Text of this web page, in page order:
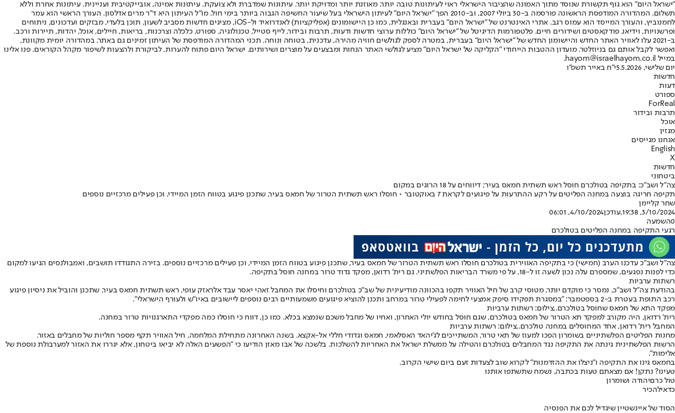
"ישראל היום" הוא גוף תקשורת שנוסד מתוך האמונה שהציבור הישראלי ראוי לעיתונות טובה יותר, מאוזנת יותר ומדויקת יותר. עיתונות שמדברת ולא צועקת. עיתונות אמינה, אובייקטיבית ועניינית. עיתונות אחרת וללא
תשלום. המהדורה המודפסת הראשונה פורסמה ב-30 ביולי 2007, וב-2010 הפך "ישראל היום" לעיתון הישראלי בעל שיעור החשיפה הגבוה ביותר בימי חול. מו"ל העיתון היא ד"ר מרים אדלסון. העורך הראשי הוא עמר
לחמנוביץ, והעורך המייסד הוא עמוס רגב. אתרי האינטרנט של "ישראל היום" בעברית ובאנגלית, כמו כן היישומונים (אפליקציות) לאנדרואיד ול-iOS, מציגים חדשות מסביב לשעון, תוכן בלעדי, מבזקים ועדכונים, ניתוחים
ופרשנויות, וידיאו, פודקאסטים ושידורים חיים. פלטפורמות הדיגיטל של "ישראל היום" כוללות ערוצי חדשות ודעות, תרבות ובידור, לייף סטייל, טכנולוגיה, ספורט, כלכלה וצרכנות, בריאות, חיילים, אוכל, יהדות, תיירות ורכב.
ב-2021 עלו לאוויר האתר החדש והיישומון החדש של "ישראל היום" בעברית, במטרה לספק לגולשים חוויה מהירה, עדכנית, בטוחה ונוחה. תכני המהדורה המודפסת של העיתון זמינים גם באתר, במהדורה יומית מקוונת,
ואפשר לקבל אותם גם בניוזלטר. מועדון ההטבות הייחודי "הקליקה של ישראל היום" מציע לגולשי האתר הנחות ומבצעים על מוצרים ושירותים. ישראל היום פתוח להערות, לביקורת ולהצעות לשיפור מקהל הקוראים. פנו אלינו
במייל hayom@israelhayom.co.il.
יום שלישי, 5.5.2026
י"ח באייר תשפ"ו
חדשות
דעות
ספורט
ForReal
תרבות ובידור
אוכל
מגזין
אנחנו מגייסים
English
X
חדשות
ביטחוני
צה"ל ושב"כ: בתקיפה בטולכרם חוסל ראש תשתית חמאס בעיר; דיווחים על 18 הרוגים במקום
תקיפה חריגה בוצעה במחנה הפליטים על רקע ההתרעות על פיגועים לקראת 7 באוקטובר • חוסלו ראש תשתית הטרור של חמאס בעיר, שתכנן פיגוע בטווח הזמן המיידי, וכן פעילים מרכזיים נוספים
שחר קליימן
3/10/2024, 19:38
,עודכן4/10/2024, 06:01
0השמעה
רגעי התקיפה במחנה הפליטים בטולכרם
צה"ל ושב"כ עדכנו הערב (חמישי) כי בתקיפה האווירית בטולכרם חוסלו ראש תשתית הטרור של חמאס בעיר, שתכנן פיגוע בטווח הזמן המיידי, וכן פעילים מרכזיים נוספים. בזירה התגודדו תושבים, ואמבולנסים הגיעו למקום
כדי לפנות נפגעים, שמספרם עלה נכון לשעה זו ל-18, על פי משרד הבריאות הפלשתיני. גם רית' רדואן, מפקד גדוד טרור במחנה חוסל בתקיפה.
רשתות ערביות
בהודעת צה"ל ושב"כ, נמסר כי מוקדם יותר, מטוסי קרב של חיל האוויר תקפו בהכוונה מודיעינית של שב"כ בטולכרם וחיסלו את המחבל זאהי יאסר עבד אלראזק עופי, ראש תשתית חמאס בעיר, שתכנן והוביל את ניסיון פיגוע
רכב התופת בעטרת ב-2 בספטמבר: "במסגרת תפקידו סיפק אמצעי לחימה לפעילי טרור במרחב ותכנן להוציא פיגועים משמעותיים רבים נוספים ליישובים באיו"ש ולעורף הישראלי".
מפקד התא של חמאס שחוסל בטולכרם.,צילום: רשתות ערביות
רית' רדואן, היה מקורב למפקד תא הטרור של חמאס בטולכרם, שגם חוסל בחודש יולי האחרון, ואחיו של מחבל משכם שנמצא בכלא. כמו כן, דווח כי חוסלו כמה מפקדי התארגנויות טרור במחנה.
המחבל רית' רדואן, אחד המחוסלים במחנה טולכרם.,צילום: רשתות ערביות
מחנות הפליטים הפלשתיניים בשומרון הפכו למעוז של תאי טרור, המשתייכים לג'יהאד האסלאמי, חמאס וגדודי חללי אל-אקצא. בשנה האחרונה מתחילת המלחמה, חיל האוויר תקף מספר חוליות של מחבלים באזור.
הרשות הפלשתינית גינתה את התקיפה נגד המחבלים בטולכרם והטילה על ממשלת ישראל את האחריות להשלכות. בלשכה של אבו מאזן הודיעו כי "הפשעים האלה לא יביאו ביטחון, אלא יגררו את האזור למערבולת נוספת של
אלימות".
בחמאס גינו את התקיפה ו"ניצלו את ההזדמנות" לקרוא שוב לצעדות זעם ביום שישי הקרוב.
טעינו? נתקן! אם מצאתם טעות בכתבה, נשמח שתשתפו אותנו
טול כרםיהודה ושומרון
כדאילהכיר
הסוד של איינשטיין שיגדיל לכם את הפנסיה